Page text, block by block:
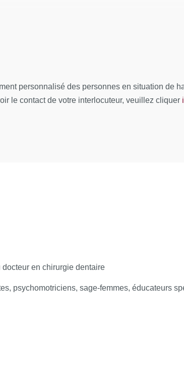
à 50/100
personnalisé des personnes en situation de
le contact de votre interlocuteur, veuillez cliquer
docteur en chirurgie dentaire
psychomotriciens, sage-femmes, éducateurs